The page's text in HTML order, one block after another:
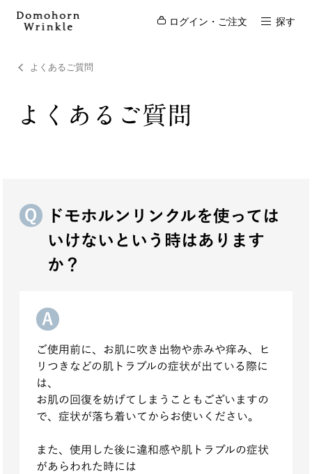
ログイン・ご注文 探す
よくあるご質問
よくあるご質問
ドモホルンリンクルを使っては
いけないという時はあります
か？
ご使用前に、お肌に吹き出物や赤みや痒み、ヒ
リつきなどの肌トラブルの症状が出ている際に
は、
お肌の回復を妨げてしまうこともございますの
で、症状が落ち着いてからお使いください。
また、使用した後に違和感や肌トラブルの症状
があらわれた時には